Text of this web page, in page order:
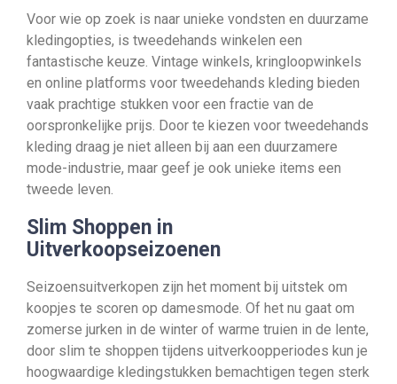
Voor wie op zoek is naar unieke vondsten en duurzame
kledingopties, is tweedehands winkelen een
fantastische keuze. Vintage winkels, kringloopwinkels
en online platforms voor tweedehands kleding bieden
vaak prachtige stukken voor een fractie van de
oorspronkelijke prijs. Door te kiezen voor tweedehands
kleding draag je niet alleen bij aan een duurzamere
mode-industrie, maar geef je ook unieke items een
tweede leven.
Slim Shoppen in
Uitverkoopseizoenen
Seizoensuitverkopen zijn het moment bij uitstek om
koopjes te scoren op damesmode. Of het nu gaat om
zomerse jurken in de winter of warme truien in de lente,
door slim te shoppen tijdens uitverkoopperiodes kun je
hoogwaardige kledingstukken bemachtigen tegen sterk